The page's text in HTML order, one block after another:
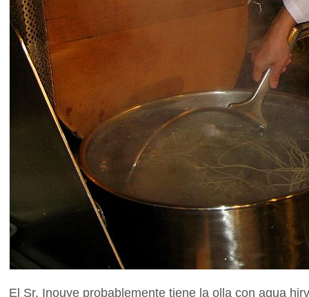
El Sr. Inouye probablemente tiene la olla con agua